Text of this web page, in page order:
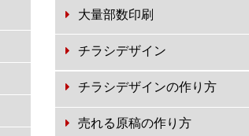
大量部数印刷
チラシデザイン
チラシデザインの作り方
売れる原稿の作り方